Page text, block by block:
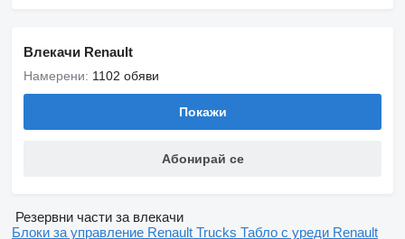
Влекачи Renault
Намерени: 1102 обяви
Покажи
Абонирай се
Резервни части за влекачи
Блоки за управление Renault Trucks Табло с уреди Renault